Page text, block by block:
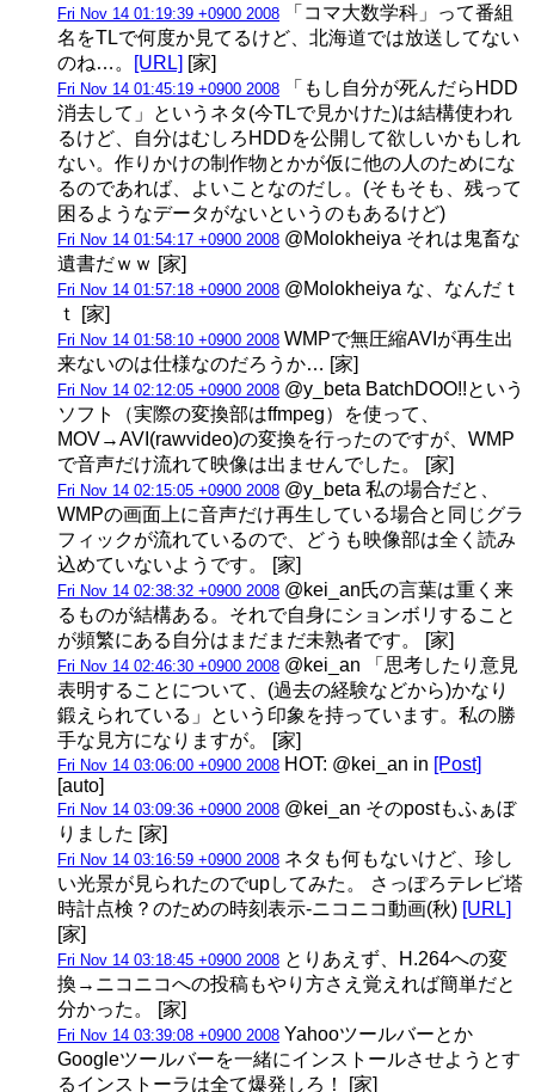
Fri Nov 14 01:19:39 +0900 2008 「コマ大数学科」って番組
名をTLで何度か見てるけど、北海道では放送してない
のね…。
[URL] [家]
Fri Nov 14 01:45:19 +0900 2008 「もし自分が死んだらHDD
消去して」というネタ(今TLで見かけた)は結構使われ
るけど、自分はむしろHDDを公開して欲しいかもしれ
ない。作りかけの制作物とかが仮に他の人のためにな
るのであれば、よいことなのだし。(そもそも、残って
困るようなデータがないというのもあるけど)
Fri Nov 14 01:54:17 +0900 2008 @Molokheiya それは鬼畜な
遺書だｗｗ [家]
Fri Nov 14 01:57:18 +0900 2008 @Molokheiya な、なんだｔ
ｔ [家]
Fri Nov 14 01:58:10 +0900 2008 WMPで無圧縮AVIが再生出
来ないのは仕様なのだろうか… [家]
Fri Nov 14 02:12:05 +0900 2008 @y_beta BatchDOO!!という
ソフト（実際の変換部はffmpeg）を使って、
MOV→AVI(rawvideo)の変換を行ったのですが、WMP
で音声だけ流れて映像は出ませんでした。 [家]
Fri Nov 14 02:15:05 +0900 2008 @y_beta 私の場合だと、
WMPの画面上に音声だけ再生している場合と同じグラ
フィックが流れているので、どうも映像部は全く読み
込めていないようです。 [家]
Fri Nov 14 02:38:32 +0900 2008 @kei_an氏の言葉は重く来
るものが結構ある。それで自身にションボリすること
が頻繁にある自分はまだまだ未熟者です。 [家]
Fri Nov 14 02:46:30 +0900 2008 @kei_an 「思考したり意見
表明することについて、(過去の経験などから)かなり
鍛えられている」という印象を持っています。私の勝
手な見方になりますが。 [家]
Fri Nov 14 03:06:00 +0900 2008 HOT: @kei_an in [Post]
[auto]
Fri Nov 14 03:09:36 +0900 2008 @kei_an そのpostもふぁぼ
りました [家]
Fri Nov 14 03:16:59 +0900 2008 ネタも何もないけど、珍し
い光景が見られたのでupしてみた。 さっぽろテレビ塔
時計点検？のための時刻表示‐ニコニコ動画(秋) [URL]
[家]
Fri Nov 14 03:18:45 +0900 2008 とりあえず、H.264への変
換→ニコニコへの投稿もやり方さえ覚えれば簡単だと
分かった。 [家]
Fri Nov 14 03:39:08 +0900 2008 Yahooツールバーとか
Googleツールバーを一緒にインストールさせようとす
るインストーラは全て爆発しろ！ [家]